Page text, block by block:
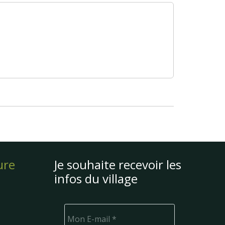
Je souhaite recevoir les
infos du village